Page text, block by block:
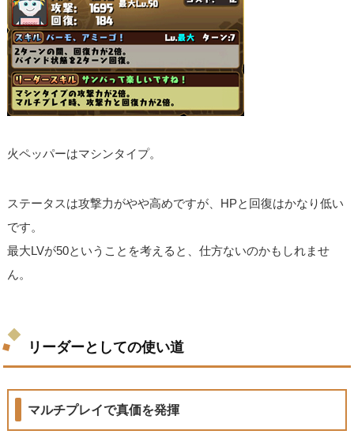
火ペッパーはマシンタイプ。
ステータスは攻撃力がやや高めですが、HPと回復はかなり低い
です。
最大LVが50ということを考えると、仕方ないのかもしれませ
ん。
リーダーとしての使い道
マルチプレイで真価を発揮